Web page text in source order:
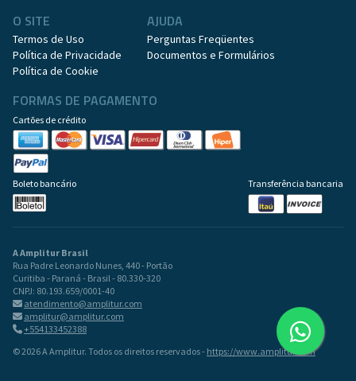
O SITE
Termos de Uso
Política de Privacidade
Política de Cookie
AJUDA
Perguntas Freqüentes
Documentos e Formulários
FORMAS DE PAGAMENTO
Cartões de crédito
Boleto bancário Transferência bancaria
A Amplitur Brasil
Rua Padre Leonardo Nunes, 440 - Portão
Curitiba - Paraná - Brasil - 80.330-320
CNPJ: 80.193.659/0001-40
atendimento@amplitur.com
amplitur@amplitur.com
+554133452388
© 2026 A Amplitur. Todos os direitos reservados - https://www.amplitur.com